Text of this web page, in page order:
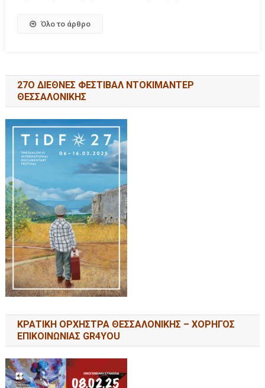
Όλο το άρθρο
27Ο ΔΙΕΘΝΕΣ ΦΕΣΤΙΒΑΛ ΝΤΟΚΙΜΑΝΤΕΡ
ΘΕΣΣΑΛΟΝΙΚΗΣ
ΚΡΑΤΙΚΗ ΟΡΧΗΣΤΡΑ ΘΕΣΣΑΛΟΝΙΚΗΣ – ΧΟΡΗΓΟΣ
ΕΠΙΚΟΙΝΩΝΙΑΣ GR4YOU